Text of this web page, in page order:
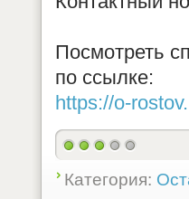
Посмотреть
по ссылке:
https://o-
Категория: